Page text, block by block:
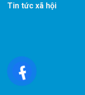
Tin tức xã hội